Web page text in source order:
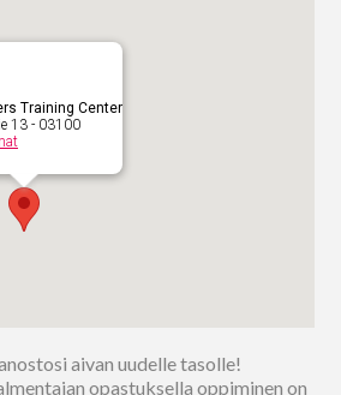
Training Center
13 - 03100
aivan uudelle tasolle!
opastuksella oppiminen on